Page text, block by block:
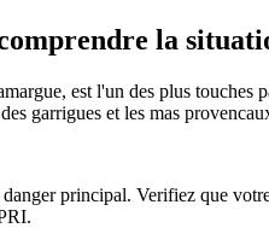
la
est l'un des plus
garrigues et les mas
principal. Verifiez que